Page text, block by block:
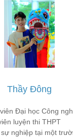
Thầy Đông
Đại học Công
luyện thi THPT
nghiệp tại một